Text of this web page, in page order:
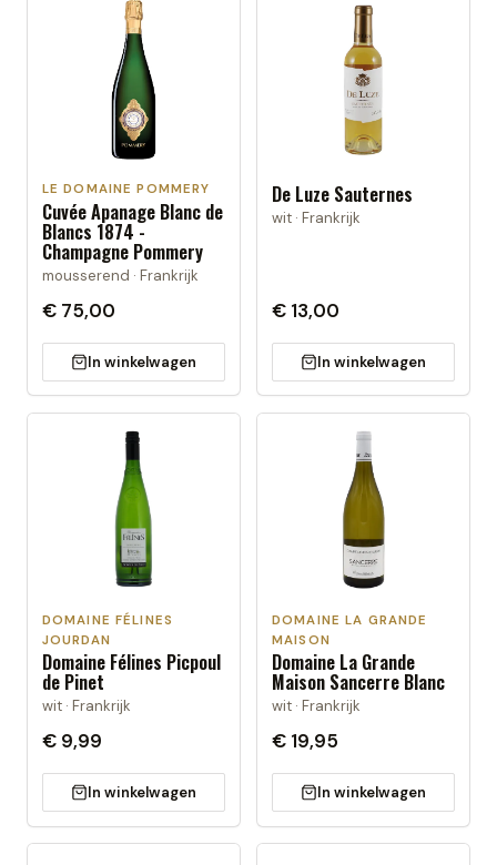
LE DOMAINE POMMERY
Cuvée Apanage Blanc de
Blancs 1874 -
Champagne Pommery
mousserend · Frankrijk
€ 75,00
In winkelwagen
De Luze Sauternes
wit · Frankrijk
€ 13,00
In winkelwagen
DOMAINE FÉLINES
JOURDAN
Domaine Félines Picpoul
de Pinet
wit · Frankrijk
€ 9,99
In winkelwagen
DOMAINE LA GRANDE
MAISON
Domaine La Grande
Maison Sancerre Blanc
wit · Frankrijk
€ 19,95
In winkelwagen